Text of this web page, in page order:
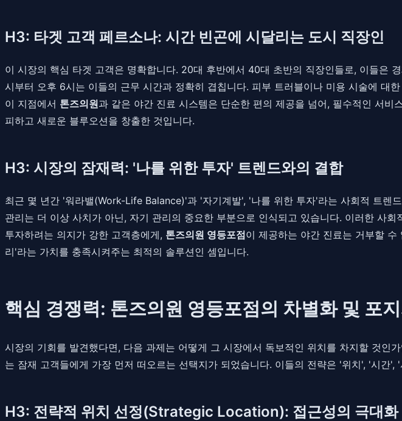
H3: 타겟 고객 페르소나: 시간 빈곤에 시달리는 도시 직장인
이 시장의 핵심 타겟 고객은 명확합니다. 20대 후반에서 40대 초반의 직장인들로, 이들은
시부터 오후 6시는 이들의 근무 시간과 정확히 겹칩니다. 피부 트러블이나 미용 시술에 대
이 지점에서 톤즈의원과 같은 야간 진료 시스템은 단순한 편의 제공을 넘어, 필수적인 서
피하고 새로운 블루오션을 창출한 것입니다.
H3: 시장의 잠재력: '나를 위한 투자' 트렌드와의 결합
최근 몇 년간 '워라밸(Work-Life Balance)'과 '자기계발', '나를 위한 투자'라는 사회적 트렌
관리는 더 이상 사치가 아닌, 자기 관리의 중요한 부분으로 인식되고 있습니다. 이러한 사
투자하려는 의지가 강한 고객층에게, 톤즈의원 영등포점이 제공하는 야간 진료는 거부할
리'라는 가치를 충족시켜주는 최적의 솔루션인 셈입니다.
핵심 경쟁력: 톤즈의원 영등포점의 차별화 및 포
시장의 기회를 발견했다면, 다음 과제는 어떻게 그 시장에서 독보적인 위치를 차지할 것인
는 잠재 고객들에게 가장 먼저 떠오르는 선택지가 되었습니다. 이들의 전략은 '위치', '시간
H3: 전략적 위치 선정(Strategic Location): 접근성의 극대화